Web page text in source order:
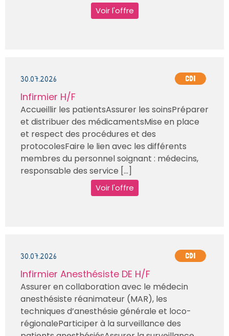
Voir l'offre
30.07.2026 CDI
Infirmier H/F
Accueillir les patientsAssurer les soinsPréparer
et distribuer des médicamentsMise en place
et respect des procédures et des
protocolesFaire le lien avec les différents
membres du personnel soignant : médecins,
responsable des service [...]
Voir l'offre
30.07.2026 CDI
Infirmier Anesthésiste DE H/F
Assurer en collaboration avec le médecin
anesthésiste réanimateur (MAR), les
techniques d’anesthésie générale et loco-
régionaleParticiper à la surveillance des